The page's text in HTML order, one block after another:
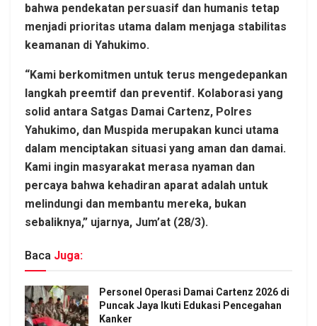
bahwa pendekatan persuasif dan humanis tetap
menjadi prioritas utama dalam menjaga stabilitas
keamanan di Yahukimo.
“Kami berkomitmen untuk terus mengedepankan
langkah preemtif dan preventif. Kolaborasi yang
solid antara Satgas Damai Cartenz, Polres
Yahukimo, dan Muspida merupakan kunci utama
dalam menciptakan situasi yang aman dan damai.
Kami ingin masyarakat merasa nyaman dan
percaya bahwa kehadiran aparat adalah untuk
melindungi dan membantu mereka, bukan
sebaliknya,” ujarnya, Jum’at (28/3).
Baca Juga:
Personel Operasi Damai Cartenz 2026 di
Puncak Jaya Ikuti Edukasi Pencegahan
Kanker